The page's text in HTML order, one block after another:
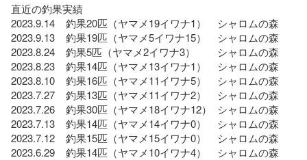
直近の釣果実績
2023.9.14    釣果20匹（ヤマメ19イワナ1）    シャロムの森
2023.9.13    釣果19匹（ヤマメ5イワナ15）    シャロムの森
2023.8.24    釣果5匹（ヤマメ2イワナ3）        シャロムの森
2023.8.23    釣果14匹（ヤマメ13イワナ1）    シャロムの森
2023.8.10    釣果16匹（ヤマメ11イワナ5）    シャロムの森
2023.7.27    釣果13匹（ヤマメ11イワナ2）    シャロムの森
2023.7.26    釣果30匹（ヤマメ18イワナ12）  シャロムの森
2023.7.13    釣果14匹（ヤマメ14イワナ0）    シャロムの森
2023.7.12    釣果15匹（ヤマメ15イワナ0）    シャロムの森
2023.6.29    釣果14匹（ヤマメ10イワナ4）    シャロムの森